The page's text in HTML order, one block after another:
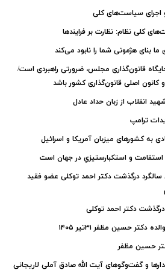
اجرای سیاست‌های کلی
کلی نظام: نظارت بر فرایندها
بنای هژمونی شما را نابود می‌کند
قانون‌گذاری مجلس، ضرورتی راهبردی است/
کانون اصلی قانون‌گذاری کشور باشد
انقلاب از زبان حداد عادل
ترامپ
به کشورهای میزبان آمریکا و اسرائیل
استقامت و استکبارستیزیِ در جهان است
سالگرد درگذشت دکتر احمد توکلی عضو فقید
درگذشت دکتر احمد توکلی
حسین مظفر ۳۱تیر ۱۴۰۵
حسین مظفر
و گفت‌وگوهای آیت ‌الله صادق آملی لاریجانی